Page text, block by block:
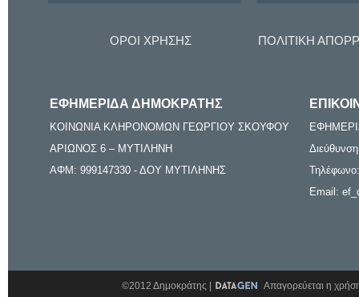
ΟΡΟΙ ΧΡΗΣΗΣ ΠΟΛΙΤΙΚΗ
ΕΦΗΜΕΡΙΔΑ ΔΗΜΟΚΡΑΤΗΣ
ΚΟΙΝΩΝΙΑ ΚΛΗΡΟΝΟΜΩΝ ΓΕΩΡΓΙΟΥ ΣΚΟΥΦΟΥ
ΑΡΙΩΝΟΣ 6 – ΜΥΤΙΛΗΝΗ
ΑΦΜ: 999147330 - ΔΟΥ ΜΥΤΙΛΗΝΗΣ
Email:
©2012 Δημοκράτης | Απαγορεύεται η